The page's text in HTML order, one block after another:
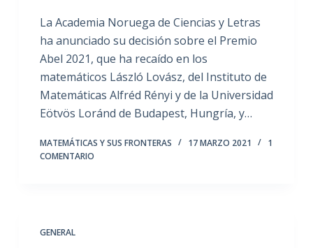
La Academia Noruega de Ciencias y Letras
ha anunciado su decisión sobre el Premio
Abel 2021, que ha recaído en los
matemáticos László Lovász, del Instituto de
Matemáticas Alfréd Rényi y de la Universidad
Eötvös Loránd de Budapest, Hungría, y…
MATEMÁTICAS Y SUS FRONTERAS 17 MARZO 2021
1
COMENTARIO
GENERAL